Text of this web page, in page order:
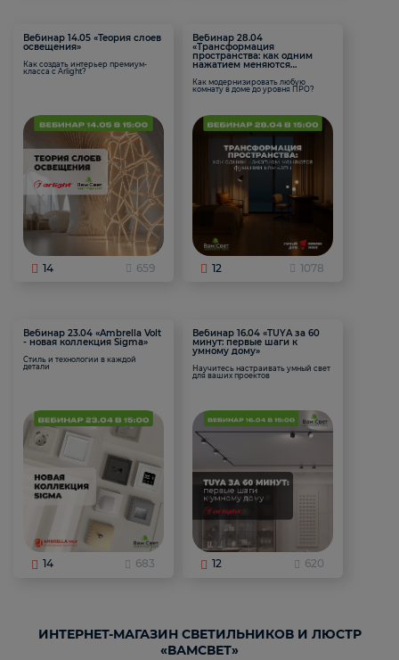
Вебинар 14.05 «Теория слоев
освещения»
Как создать интерьер премиум-
класса с Arlight?
14 659
Вебинар 28.04
«Трансформация
пространства: как одним
нажатием меняются
Как модернизировать любую
комнату в доме до уровня ПРО?
12 1078
Вебинар 23.04 «Ambrella Volt
- новая коллекция Sigma»
Стиль и технологии в каждой
детали
14 683
Вебинар 16.04 «TUYA за 60
минут: первые шаги к
умному дому»
Научитесь настраивать умный свет
для ваших проектов
12 620
ИНТЕРНЕТ-МАГАЗИН СВЕТИЛЬНИКОВ И ЛЮСТР
«ВАМСВЕТ»